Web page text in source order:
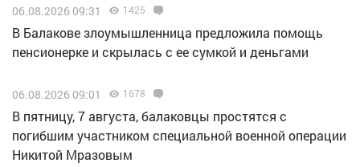
06.08.2026 09:31 1425
В Балакове злоумышленница предложила помощь
пенсионерке и скрылась с ее сумкой и деньгами
06.08.2026 09:01 1678
В пятницу, 7 августа, балаковцы простятся с
погибшим участником специальной военной операции
Никитой Мразовым